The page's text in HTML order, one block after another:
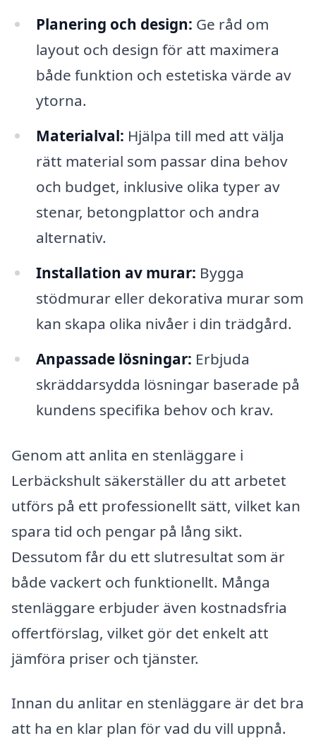
Planering och design: Ge råd om
layout och design för att maximera
både funktion och estetiska värde av
ytorna.
Materialval: Hjälpa till med att välja
rätt material som passar dina behov
och budget, inklusive olika typer av
stenar, betongplattor och andra
alternativ.
Installation av murar: Bygga
stödmurar eller dekorativa murar som
kan skapa olika nivåer i din trädgård.
Anpassade lösningar: Erbjuda
skräddarsydda lösningar baserade på
kundens specifika behov och krav.
Genom att anlita en stenläggare i
Lerbäckshult säkerställer du att arbetet
utförs på ett professionellt sätt, vilket kan
spara tid och pengar på lång sikt.
Dessutom får du ett slutresultat som är
både vackert och funktionellt. Många
stenläggare erbjuder även kostnadsfria
offertförslag, vilket gör det enkelt att
jämföra priser och tjänster.
Innan du anlitar en stenläggare är det bra
att ha en klar plan för vad du vill uppnå.